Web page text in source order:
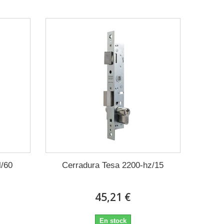
60 Cerradura Tesa 2200-hz/15
45,21 €
En stock